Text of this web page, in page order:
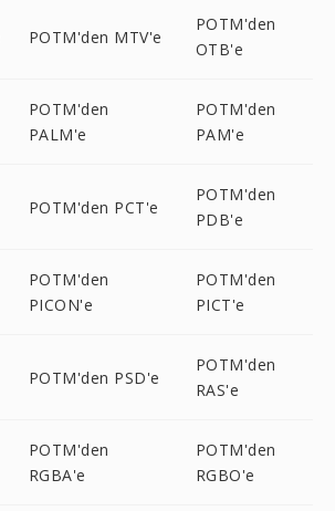
POTM'den MTV'e
POTM'den
OTB'e
POTM'den
PALM'e
POTM'den
PAM'e
POTM'den PCT'e
POTM'den
PDB'e
POTM'den
PICON'e
POTM'den
PICT'e
POTM'den PSD'e
POTM'den
RAS'e
POTM'den
RGBA'e
POTM'den
RGBO'e